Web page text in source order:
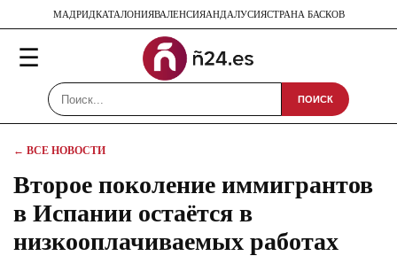
МАДРИДКАТАЛОНИЯВАЛЕНСИЯАНДАЛУСИЯСТРАНА БАСКОВ
☰
ПОИСК
← ВСЕ НОВОСТИ
Второе поколение иммигрантов
в Испании остаётся в
низкооплачиваемых работах